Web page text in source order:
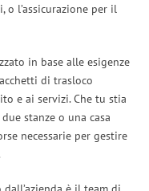
l’assicurazione per il
in base alle esigenze
di trasloco
e ai servizi. Che tu stia
stanze o una casa
necessarie per gestire